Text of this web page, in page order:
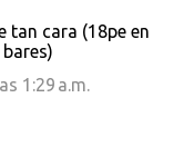
tan cara (18pe en
1:29 a.m.